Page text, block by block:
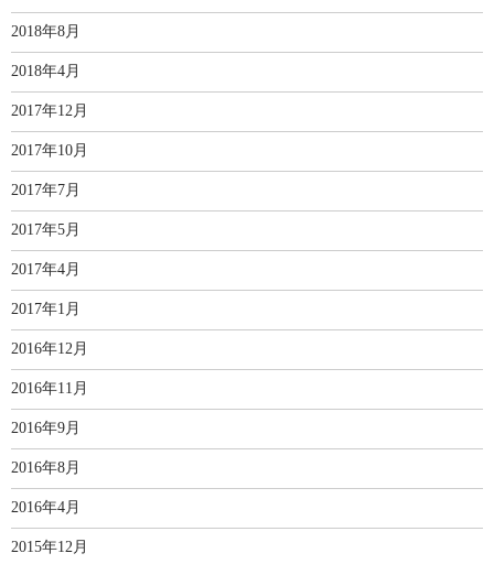
2018年8月
2018年4月
2017年12月
2017年10月
2017年7月
2017年5月
2017年4月
2017年1月
2016年12月
2016年11月
2016年9月
2016年8月
2016年4月
2015年12月